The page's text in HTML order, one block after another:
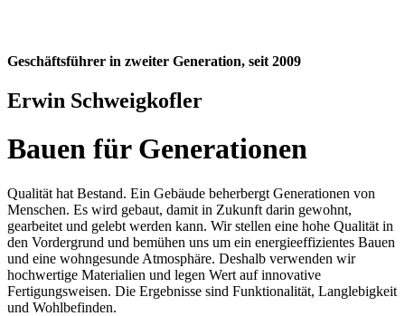
Geschäftsführer in zweiter Generation, seit 2009
Erwin Schweigkofler
Bauen für Generationen
Qualität hat Bestand. Ein Gebäude beherbergt Generationen von
Menschen. Es wird gebaut, damit in Zukunft darin gewohnt,
gearbeitet und gelebt werden kann. Wir stellen eine hohe Qualität in
den Vordergrund und bemühen uns um ein energieeffizientes Bauen
und eine wohngesunde Atmosphäre. Deshalb verwenden wir
hochwertige Materialien und legen Wert auf innovative
Fertigungsweisen. Die Ergebnisse sind Funktionalität, Langlebigkeit
und Wohlbefinden.